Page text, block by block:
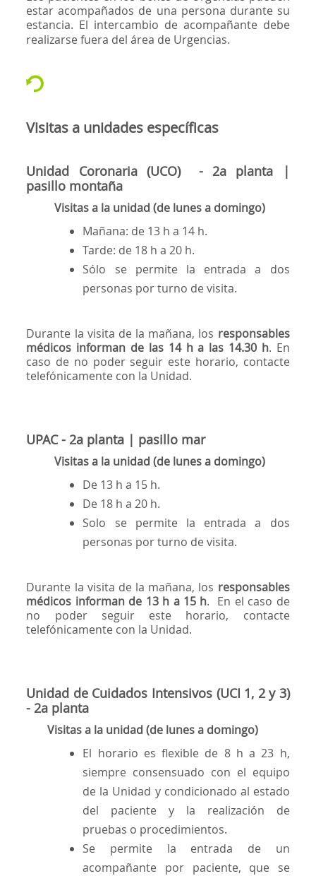
estar acompañados de una persona durante su
estancia. El intercambio de acompañante debe
realizarse fuera del área de Urgencias.
Visitas a unidades específicas
Unidad Coronaria (UCO) - 2a planta |
pasillo montaña
Visitas a la unidad (de lunes a domingo)
Mañana: de 13 h a 14 h.
Tarde: de 18 h a 20 h.
Sólo se permite la entrada a dos
personas por turno de visita.
Durante la visita de la mañana, los responsables
médicos informan de las 14 h a las 14.30 h. En
caso de no poder seguir este horario, contacte
telefónicamente con la Unidad.
UPAC - 2a planta | pasillo mar
Visitas a la unidad (de lunes a domingo)
De 13 h a 15 h.
De 18 h a 20 h.
Solo se permite la entrada a dos
personas por turno de visita.
Durante la visita de la mañana, los responsables
médicos informan de 13 h a 15 h. En el caso de
no poder seguir este horario, contacte
telefónicamente con la Unidad.
Unidad de Cuidados Intensivos (UCI 1, 2 y 3)
- 2a planta
Visitas a la unidad (de lunes a domingo)
El horario es flexible de 8 h a 23 h,
siempre consensuado con el equipo
de la Unidad y condicionado al estado
del paciente y la realización de
pruebas o procedimientos.
Se permite la entrada de un
acompañante por paciente, que se